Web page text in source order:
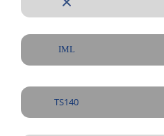
IML
TS140